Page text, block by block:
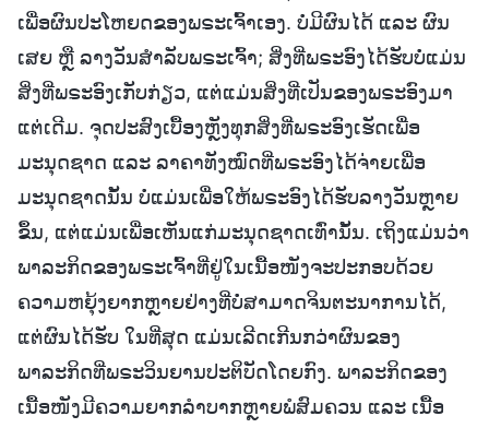
ເພື່ອຜົນປະໂຫຍດຂອງພຣະເຈົ້າເອງ. ບໍ່ມີຜົນໄດ້ ແລະ ຜົນ
ເສຍ ຫຼື ລາງວັນສຳລັບພຣະເຈົ້າ; ສິ່ງທີ່ພຣະອົງໄດ້ຮັບບໍ່ແມ່ນ
ສິ່ງທີ່ພຣະອົງເກັບກ່ຽວ, ແຕ່ແມ່ນສິ່ງທີ່ເປັນຂອງພຣະອົງມາ
ແຕ່ເດີມ. ຈຸດປະສົງເບື້ອງຫຼັງທຸກສິ່ງທີ່ພຣະອົງເຮັດເພື່ອ
ມະນຸດຊາດ ແລະ ລາຄາທັງໝົດທີ່ພຣະອົງໄດ້ຈ່າຍເພື່ອ
ມະນຸດຊາດນັ້ນ ບໍ່ແມ່ນເພື່ອໃຫ້ພຣະອົງໄດ້ຮັບລາງວັນຫຼາຍ
ຂຶ້ນ, ແຕ່ແມ່ນເພື່ອເຫັນແກ່ມະນຸດຊາດເທົ່ານັ້ນ. ເຖິງແມ່ນວ່າ
ພາລະກິດຂອງພຣະເຈົ້າທີ່ຢູ່ໃນເນື້ອໜັງຈະປະກອບດ້ວຍ
ຄວາມຫຍຸ້ງຍາກຫຼາຍຢ່າງທີ່ບໍ່ສາມາດຈິນຕະນາການໄດ້,
ແຕ່ຜົນໄດ້ຮັບ ໃນທີ່ສຸດ ແມ່ນເລີດເກີນກວ່າຜົນຂອງ
ພາລະກິດທີ່ພຣະວິນຍານປະຕິບັດໂດຍກົງ. ພາລະກິດຂອງ
ເນື້ອໜັງມີຄວາມຍາກລຳບາກຫຼາຍພໍສົມຄວນ ແລະ ເນື້ອ